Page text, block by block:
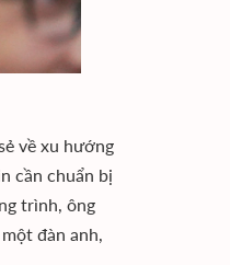
về xu hướng
cần chuẩn bị
trình, ông
đàn anh,